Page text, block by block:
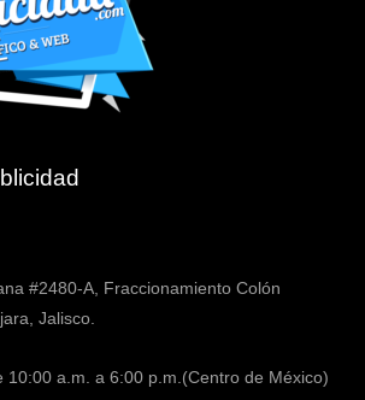
#2480-A, Fraccionamiento Colón
Jalisco.
10:00 a.m. a 6:00 p.m.(Centro de México)